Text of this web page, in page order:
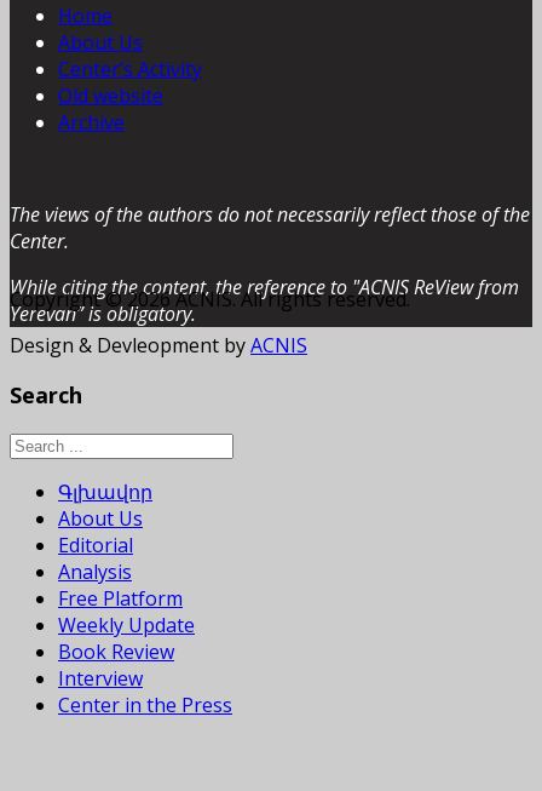
Home
About Us
Center’s Activity
Old website
Archive
The views of the authors do not necessarily reflect those of the
Center.
While citing the content, the reference to "ACNIS ReView from
Yerevan” is obligatory.
Copyright © 2026 ACNIS. All rights reserved.
Design & Devleopment byACNIS
Search
Գլխավոր
About Us
Editorial
Analysis
Free Platform
Weekly Update
Book Review
Interview
Center in the Press